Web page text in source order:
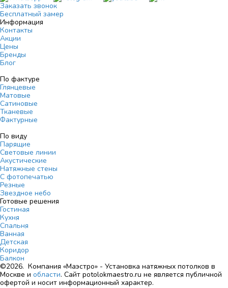
Заказать звонок
Бесплатный замер
Информация
Контакты
Акции
Цены
Бренды
Блог
По фактуре
Глянцевые
Матовые
Сатиновые
Тканевые
Фактурные
По виду
Парящие
Световые линии
Акустические
Натяжные стены
С фотопечатью
Резные
Звездное небо
Готовые решения
Гостиная
Кухня
Спальня
Ванная
Детская
Коридор
Балкон
©2026. Компания «Маэстро» - Установка натяжных потолков в
Москве и области. Сайт potolokmaestro.ru не является публичной
офертой и носит информационный характер.